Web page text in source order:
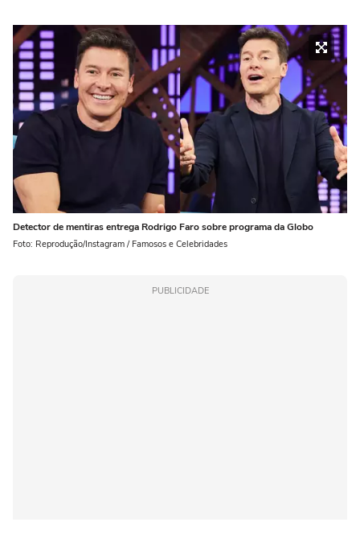
Detector de mentiras entrega Rodrigo Faro sobre programa da Globo
Foto: Reprodução/Instagram / Famosos e Celebridades
PUBLICIDADE